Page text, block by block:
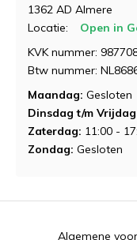
1362 AD Almere
Locatie:
Open in
KVK nummer:
Btw nummer:
Maandag: Gesloten
Dinsdag t/m
Zaterdag: 11:00 -
Zondag: Gesloten
Algemene